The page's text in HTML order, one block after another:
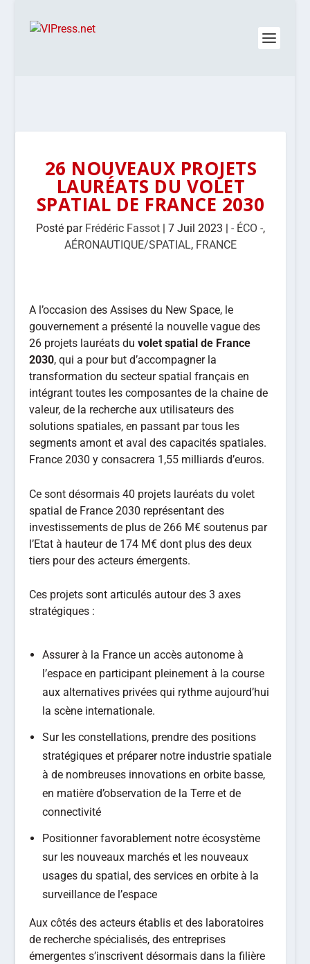
26 NOUVEAUX PROJETS
LAURÉATS DU VOLET
SPATIAL DE FRANCE 2030
Posté par Frédéric Fassot |7 Juil 2023 |- ÉCO -,
AÉRONAUTIQUE/SPATIAL, FRANCE
A l’occasion des Assises du New Space, le
gouvernement a présenté la nouvelle vague des
26 projets lauréats duvolet spatial de France
2030, qui a pour but d’accompagner la
transformation du secteur spatial français en
intégrant toutes les composantes de la chaine de
valeur, de la recherche aux utilisateurs des
solutions spatiales, en passant par tous les
segments amont et aval des capacités spatiales.
France 2030 y consacrera 1,55 milliards d’euros.
Ce sont désormais 40 projets lauréats du volet
spatial de France 2030 représentant des
investissements de plus de 266 M€ soutenus par
l’Etat à hauteur de 174 M€ dont plus des deux
tiers pour des acteurs émergents.
Ces projets sont articulés autour des 3 axes
stratégiques :
Assurer à la France un accès autonome à
l’espace en participant pleinement à la course
aux alternatives privées qui rythme aujourd’hui
la scène internationale.
Sur les constellations, prendre des positions
stratégiques et préparer notre industrie spatiale
à de nombreuses innovations en orbite basse,
en matière d’observation de la Terre et de
connectivité
Positionner favorablement notre écosystème
sur les nouveaux marchés et les nouveaux
usages du spatial, des services en orbite à la
surveillance de l’espace
Aux côtés des acteurs établis et des laboratoires
de recherche spécialisés, des entreprises
émergentes s’inscrivent désormais dans la filière